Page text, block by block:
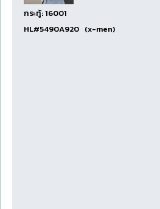
กระทู้: 16001
HL#5490A920 (x-men)